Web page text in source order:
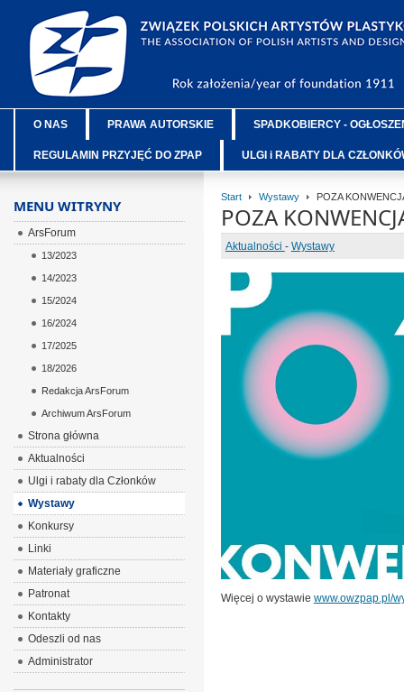
O NAS PRAWA AUTORSKIE SPADKOBIERCY -
REGULAMIN PRZYJĘĆ DO ZPAP ULGI i RABATY DLA
Start Wystawy POZA
POZA
Aktualności - Wystawy
Więcej o wystawie www.owzpap.pl/
MENU WITRYNY
ArsForum
13/2023
14/2023
15/2024
16/2024
17/2025
18/2026
Redakcja ArsForum
Archiwum ArsForum
Strona główna
Aktualności
Ulgi i rabaty dla Członków
Wystawy
Konkursy
Linki
Materiały graficzne
Patronat
Kontakty
Odeszli od nas
Administrator